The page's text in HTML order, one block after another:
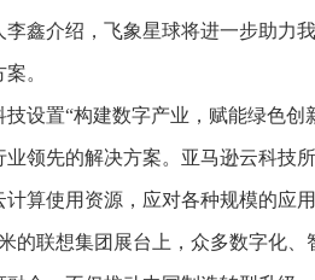
李鑫介绍，飞象星球将进一步助力
。
技设置“构建数字产业，赋能绿色创
业领先的解决方案。亚马逊云科技
算使用资源，应对各种规模的应用
的联想集团展台上，众多数字化